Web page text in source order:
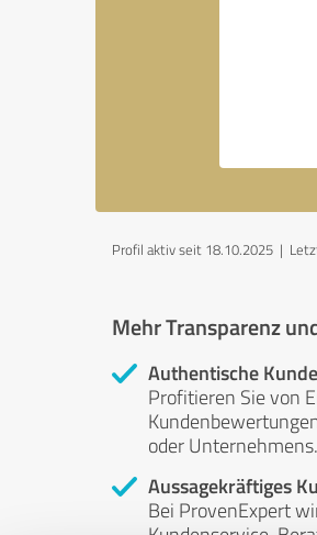
Profil aktiv seit 18.10.2025 |
Mehr Transparenz
Authentische
Profitieren Sie von
oder Unternehmens.
Aussagekräftiges
Bei ProvenExpert